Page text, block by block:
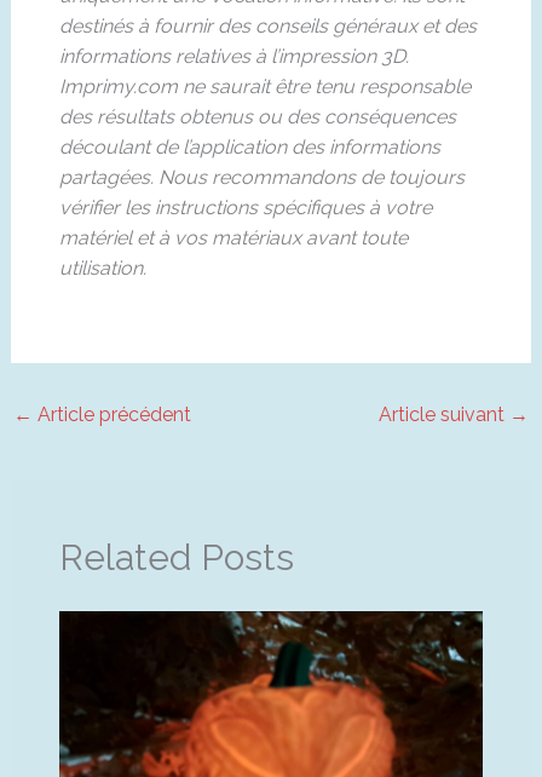
destinés à fournir des conseils généraux et des
informations relatives à l’impression 3D.
Imprimy.com ne saurait être tenu responsable
des résultats obtenus ou des conséquences
découlant de l’application des informations
partagées. Nous recommandons de toujours
vérifier les instructions spécifiques à votre
matériel et à vos matériaux avant toute
utilisation.
← Article précédent Article suivant →
Related Posts